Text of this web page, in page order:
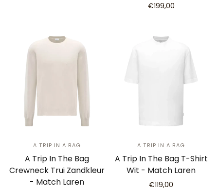
€199,00
A TRIP IN A BAG
A Trip In The Bag
Crewneck Trui Zandkleur
- Match Laren
A TRIP IN A BAG
A Trip In The Bag T-Shirt
Wit - Match Laren
€119,00